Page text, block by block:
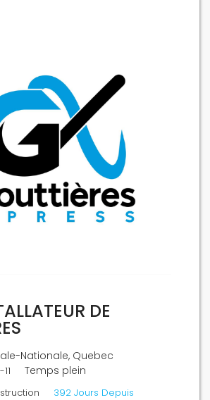
DE
Nationale, Quebec
Temps plein
392 Jours Depuis